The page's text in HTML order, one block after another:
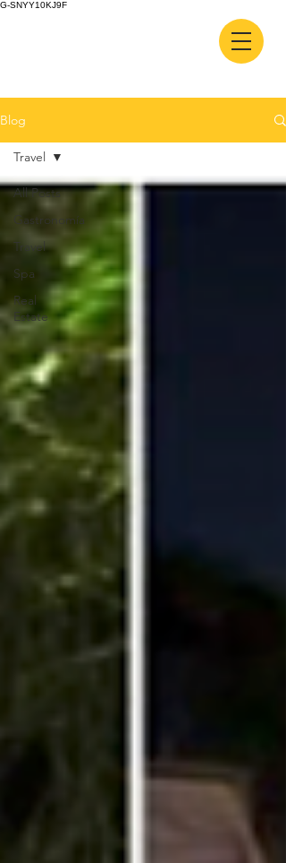
G-SNYY10KJ9F
Blog
All Posts
Gastronomía
Travel
Spa
Real
Estate
Travel